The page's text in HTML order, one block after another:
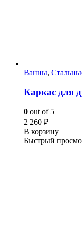
Ванны,
Каркас для
0 out of 5
2 260 ₽
В корзину
Быстрый